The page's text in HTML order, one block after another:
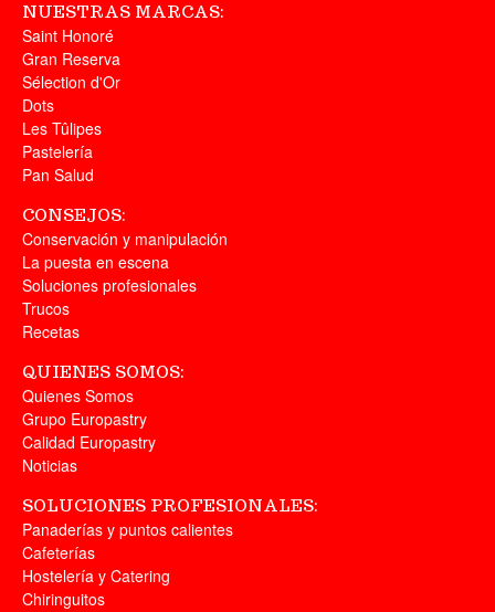
NUESTRAS MARCAS:
Saint Honoré
Gran Reserva
Sélection d'Or
Dots
Les Tûlipes
Pastelería
Pan Salud
CONSEJOS:
Conservación y manipulación
La puesta en escena
Soluciones profesionales
Trucos
Recetas
QUIENES SOMOS:
Quienes Somos
Grupo Europastry
Calidad Europastry
Noticias
SOLUCIONES PROFESIONALES:
Panaderías y puntos calientes
Cafeterías
Hostelería y Catering
Chiringuitos